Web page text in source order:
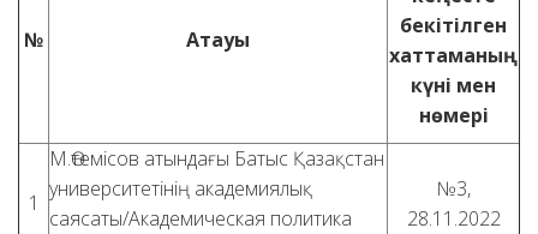
№ Атауы
бекітілген
хаттаманың
күні мен
нөмері
1
М.Өтемісов атындағы Батыс Қазақстан
университетінің академиялық
саясаты/Академическая политика
№3,
28.11.2022